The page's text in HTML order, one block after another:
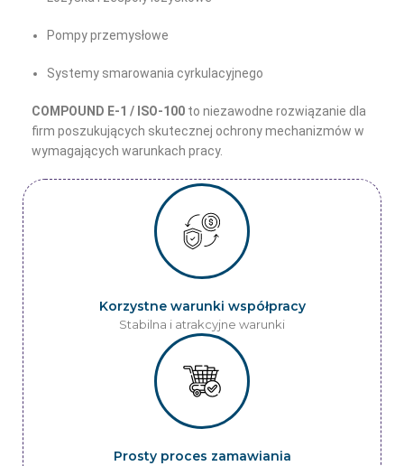
Pompy przemysłowe
Systemy smarowania cyrkulacyjnego
COMPOUND E-1 / ISO-100 to niezawodne rozwiązanie dla
firm poszukujących skutecznej ochrony mechanizmów w
wymagających warunkach pracy.
Korzystne warunki współpracy
Stabilna i atrakcyjne warunki
Prosty proces zamawiania